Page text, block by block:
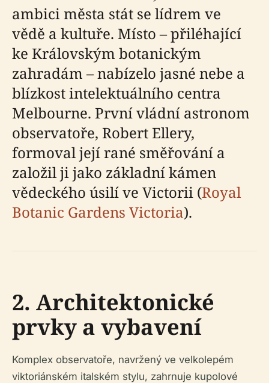
ambici města stát se lídrem ve
vědě a kultuře. Místo – přiléhající
ke Královským botanickým
zahradám – nabízelo jasné nebe a
blízkost intelektuálního centra
Melbourne. První vládní astronom
observatoře, Robert Ellery,
formoval její rané směřování a
založil ji jako základní kámen
vědeckého úsilí ve Victorii (Royal
Botanic Gardens Victoria).
2. Architektonické
prvky a vybavení
Komplex observatoře, navržený ve velkolepém
viktoriánském italském stylu, zahrnuje kupolové